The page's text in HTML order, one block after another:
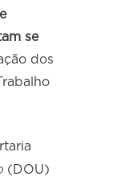
se
dos
(DOU)